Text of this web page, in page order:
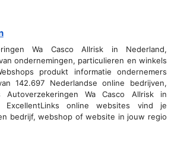
Wa Casco Allrisk in Nederland,
ondernemingen, particulieren en winkels
produkt informatie ondernemers
142.697 Nederlandse online bedrijven,
Wa Casco Allrisk in
ExcellentLinks online websites vind je
bedrijf, webshop of website in jouw regio